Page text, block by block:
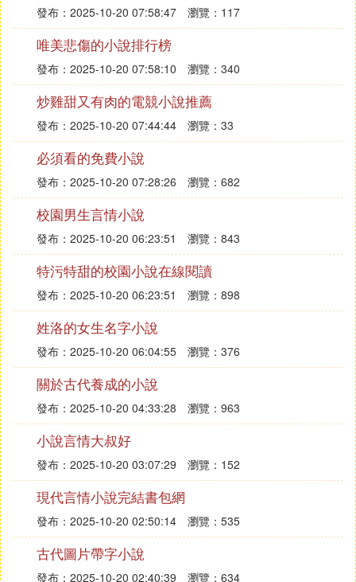
發布：2025-10-20 07:58:47 瀏覽：117
唯美悲傷的小說排行榜
發布：2025-10-20 07:58:10 瀏覽：340
炒雞甜又有肉的電競小說推薦
發布：2025-10-20 07:44:44 瀏覽：33
必須看的免費小說
發布：2025-10-20 07:28:26 瀏覽：682
校園男生言情小說
發布：2025-10-20 06:23:51 瀏覽：843
特污特甜的校園小說在線閱讀
發布：2025-10-20 06:23:51 瀏覽：898
姓洛的女生名字小說
發布：2025-10-20 06:04:55 瀏覽：376
關於古代養成的小說
發布：2025-10-20 04:33:28 瀏覽：963
小說言情大叔好
發布：2025-10-20 03:07:29 瀏覽：152
現代言情小說完結書包網
發布：2025-10-20 02:50:14 瀏覽：535
古代圖片帶字小說
發布：2025-10-20 02:40:39 瀏覽：634